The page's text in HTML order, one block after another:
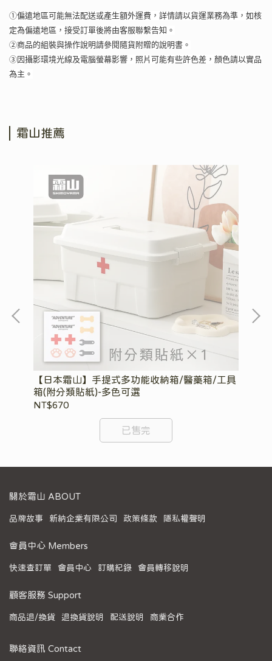
①偏遠地區可能無法配送或產生額外運費，詳情請以貨運業務為準，如核
定為偏遠地區，接受訂單後將由客服聯繫告知。
②商品的組裝與操作說明請參閱隨貨附贈的說明書。
③因攝影環境光線及電腦螢幕影響，照片可能有些許色差，顏色請以實品
為主。
霜山推薦
【日本霜山】手提式多功能收納箱/醫藥箱/工具
箱(附分類貼紙)-多色可選
NT$670
已售完
關於霜山 ABOUT
品牌故事 新納企業有限公司 政策條款 隱私權聲明
會員中心 Members
快速查訂單 會員中心 訂購紀錄 會員轉移說明
顧客服務 Support
商品退/換貨 退換貨說明 配送說明 商業合作
聯絡資訊 Contact